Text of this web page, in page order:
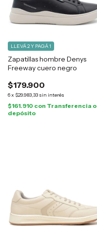
Zapatillas hombre Denys
Freeway cuero negro
$179.900
6x $29.983,33 sin interés
LLEVÁ 2 Y PAGÁ 1
$161.910 con Transferencia o
depósito